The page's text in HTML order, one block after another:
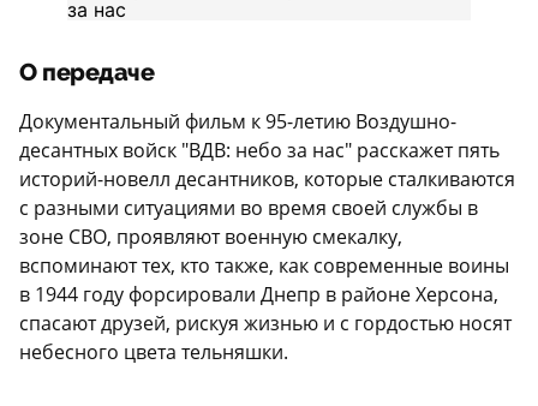
О передаче
Документальный фильм к 95-летию Воздушно-
десантных войск "ВДВ: небо за нас" расскажет пять
историй-новелл десантников, которые сталкиваются
с разными ситуациями во время своей службы в
зоне СВО, проявляют военную смекалку,
вспоминают тех, кто также, как современные воины
в 1944 году форсировали Днепр в районе Херсона,
спасают друзей, рискуя жизнью и с гордостью носят
небесного цвета тельняшки.